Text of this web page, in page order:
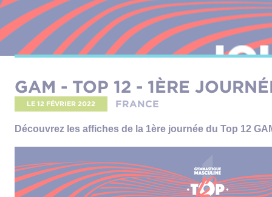
GAM - TOP 12 - 1ÈRE
LE 12 FÉVRIER 2022 FRANCE
Découvrez les affiches de la 1ère journée du Top 12